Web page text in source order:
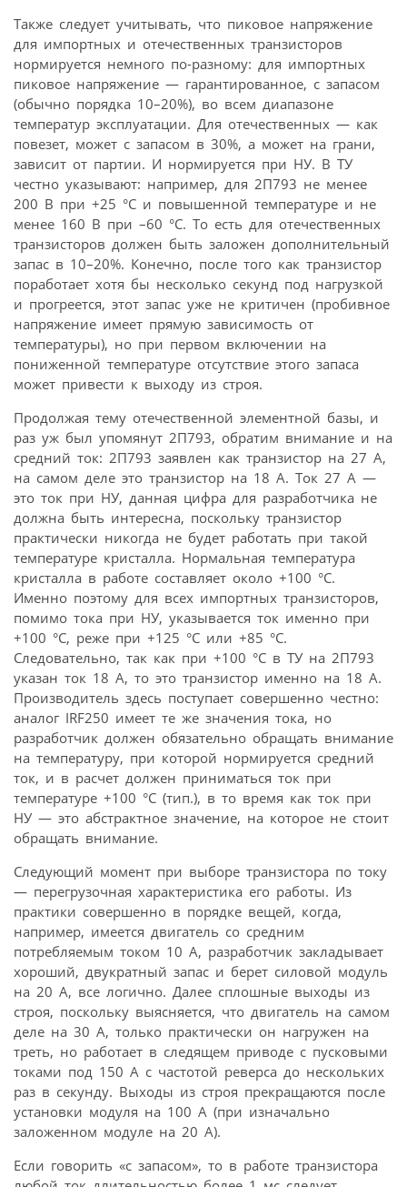
Также следует учитывать, что пиковое напряжение
для импортных и отечественных транзисторов
нормируется немного по-разному: для импортных
пиковое напряжение — гарантированное, с запасом
(обычно порядка 10–20%), во всем диапазоне
температур эксплуатации. Для отечественных — как
повезет, может с запасом в 30%, а может на грани,
зависит от партии. И нормируется при НУ. В ТУ
честно указывают: например, для 2П793 не менее
200 В при +25 °С и повышенной температуре и не
менее 160 В при –60 °С. То есть для отечественных
транзисторов должен быть заложен дополнительный
запас в 10–20%. Конечно, после того как транзистор
поработает хотя бы несколько секунд под нагрузкой
и прогреется, этот запас уже не критичен (пробивное
напряжение имеет прямую зависимость от
температуры), но при первом включении на
пониженной температуре отсутствие этого запаса
может привести к выходу из строя.
Продолжая тему отечественной элементной базы, и
раз уж был упомянут 2П793, обратим внимание и на
средний ток: 2П793 заявлен как транзистор на 27 А,
на самом деле это транзистор на 18 А. Ток 27 А —
это ток при НУ, данная цифра для разработчика не
должна быть интересна, поскольку транзистор
практически никогда не будет работать при такой
температуре кристалла. Нормальная температура
кристалла в работе составляет около +100 °С.
Именно поэтому для всех импортных транзисторов,
помимо тока при НУ, указывается ток именно при
+100 °С, реже при +125 °С или +85 °С.
Следовательно, так как при +100 °С в ТУ на 2П793
указан ток 18 А, то это транзистор именно на 18 А.
Производитель здесь поступает совершенно честно:
аналог IRF250 имеет те же значения тока, но
разработчик должен обязательно обращать внимание
на температуру, при которой нормируется средний
ток, и в расчет должен приниматься ток при
температуре +100 °С (тип.), в то время как ток при
НУ — это абстрактное значение, на которое не стоит
обращать внимание.
Следующий момент при выборе транзистора по току
— перегрузочная характеристика его работы. Из
практики совершенно в порядке вещей, когда,
например, имеется двигатель со средним
потребляемым током 10 А, разработчик закладывает
хороший, двукратный запас и берет силовой модуль
на 20 А, все логично. Далее сплошные выходы из
строя, поскольку выясняется, что двигатель на самом
деле на 30 А, только практически он нагружен на
треть, но работает в следящем приводе с пусковыми
токами под 150 А с частотой реверса до нескольких
раз в секунду. Выходы из строя прекращаются после
установки модуля на 100 А (при изначально
заложенном модуле на 20 А).
Если говорить «с запасом», то в работе транзистора